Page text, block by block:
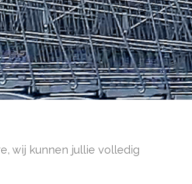
wij kunnen jullie volledig